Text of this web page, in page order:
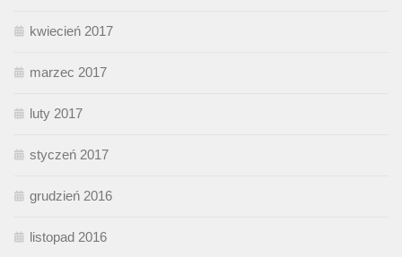
kwiecień 2017
marzec 2017
luty 2017
styczeń 2017
grudzień 2016
listopad 2016